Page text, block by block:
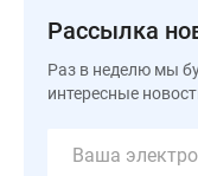
Субсидированная
застройщиком
Рассылка
Раз в неделю мы
интересные